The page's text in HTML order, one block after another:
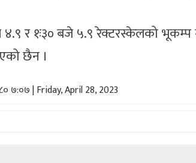
४.९ र १ः३० बजे ५‍.९ रेक्टरस्केलको
छैन ।
७:०७ | Friday, April 28, 2023